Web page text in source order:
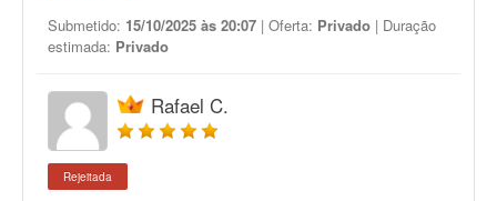
Submetido: 15/10/2025 às 20:07 | Oferta: Privado | Duração
estimada: Privado
Rafael C.
Rejeitada